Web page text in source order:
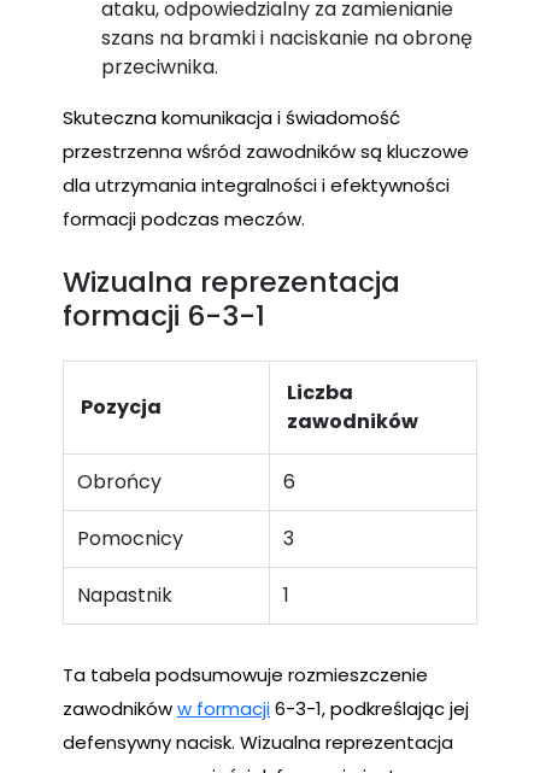
ataku, odpowiedzialny za zamienianie
szans na bramki i naciskanie na obronę
przeciwnika.
Skuteczna komunikacja i świadomość
przestrzenna wśród zawodników są kluczowe
dla utrzymania integralności i efektywności
formacji podczas meczów.
Wizualna reprezentacja
formacji 6-3-1
Pozycja
Liczba
zawodników
Obrońcy 6
Pomocnicy 3
Napastnik 1
Ta tabela podsumowuje rozmieszczenie
zawodnikóww formacji6-3-1, podkreślając jej
defensywny nacisk. Wizualna reprezentacja